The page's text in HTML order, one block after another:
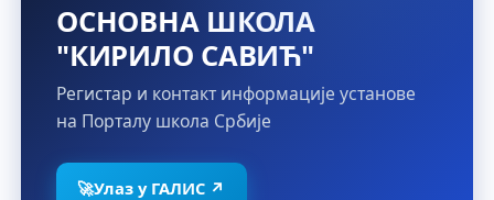
ОСНОВНА ШКОЛА
"КИРИЛО САВИЋ"
Регистар и контакт информације установе
на Порталу школа Србије
🚀Улаз у ГАЛИС ↗